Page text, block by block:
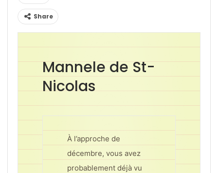
Share
Mannele de St-
Nicolas
À l’approche de
décembre, vous avez
probablement déjà vu